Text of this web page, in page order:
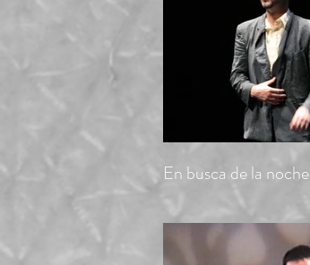
En busca de la noche